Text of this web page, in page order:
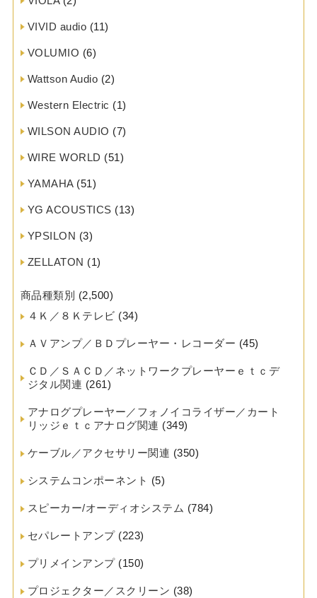
VIVID audio (11)
VOLUMIO (6)
Wattson Audio (2)
Western Electric (1)
WILSON AUDIO (7)
WIRE WORLD (51)
YAMAHA(51)
YG ACOUSTICS (13)
YPSILON (3)
ZELLATON (1)
商品種類別 (2,500)
４Ｋ／８Ｋテレビ (34)
ＡＶアンプ／ＢＤプレーヤー・レコーダー (45)
ＣＤ／ＳＡＣＤ／ネットワークプレーヤーｅｔｃデ
ジタル関連 (261)
アナログプレーヤー／フォノイコライザー／カート
リッジｅｔｃアナログ関連 (349)
ケーブル／アクセサリー関連 (350)
システムコンポーネント (5)
スピーカー/オーディオシステム (784)
セパレートアンプ(223)
プリメインアンプ(150)
プロジェクター／スクリーン (38)